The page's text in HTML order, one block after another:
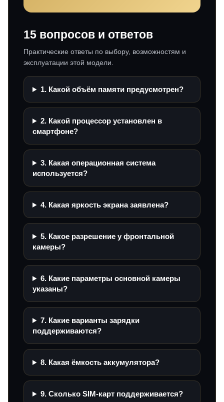
15 вопросов и ответов
Практические ответы по выбору, возможностям и
эксплуатации этой модели.
1. Какой объём памяти предусмотрен?
2. Какой процессор установлен в
смартфоне?
3. Какая операционная система
используется?
4. Какая яркость экрана заявлена?
5. Какое разрешение у фронтальной
камеры?
6. Какие параметры основной камеры
указаны?
7. Какие варианты зарядки
поддерживаются?
8. Какая ёмкость аккумулятора?
9. Сколько SIM-карт поддерживается?